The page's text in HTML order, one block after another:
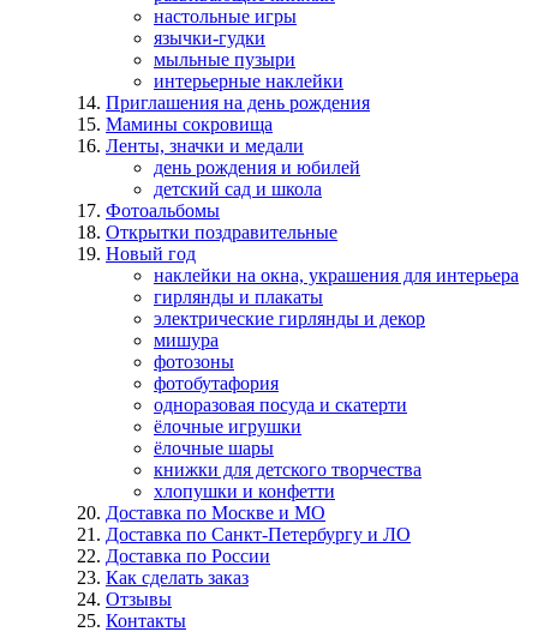
настольные игры
язычки-гудки
мыльные пузыри
интерьерные наклейки
Приглашения на день рождения
Мамины сокровища
Ленты, значки и медали
день рождения и юбилей
детский сад и школа
Фотоальбомы
Открытки поздравительные
Новый год
наклейки на окна, украшения для интерьера
гирлянды и плакаты
электрические гирлянды и декор
мишура
фотозоны
фотобутафория
одноразовая посуда и скатерти
ёлочные игрушки
ёлочные шары
книжки для детского творчества
хлопушки и конфетти
Доставка по Москве и МО
Доставка по Санкт-Петербургу и ЛО
Доставка по России
Как сделать заказ
Отзывы
Контакты